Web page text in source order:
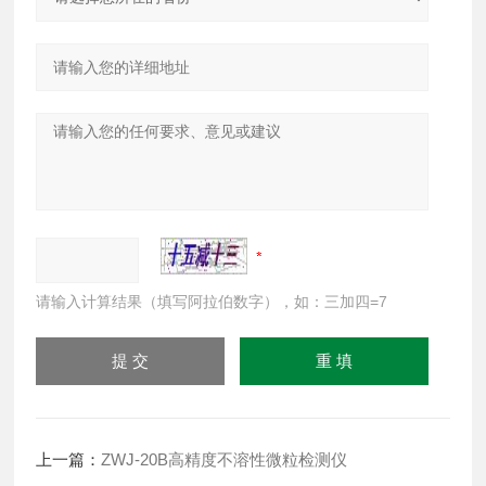
请输入计算结果（填写阿拉伯数字），如：三加四=7
上一篇：ZWJ-20B高精度不溶性微粒检测仪